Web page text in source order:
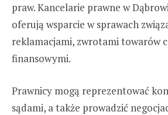
praw. Kancelarie prawne w
oferują wsparcie w sprawach
reklamacjami, zwrotami towarów
finansowymi.
Prawnicy mogą reprezentować
sądami, a także prowadzić